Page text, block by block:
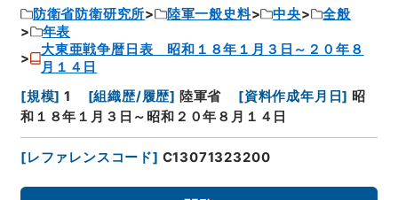
防衛省防衛研究所 陸軍一般史料 中央
全般
年表
大東亜戦争暦日表 昭和１８年１月３日～２０年８
月１４日
[規模] 1 [組織歴/履歴] 陸軍省 [資料作成年月日] 昭
和１８年１月３日～昭和２０年８月１４日
[レファレンスコード] C13071323200